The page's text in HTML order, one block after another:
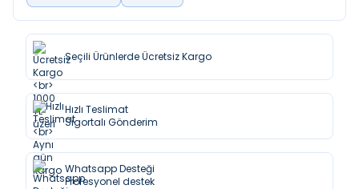
Seçili Ürünlerde Ücretsiz Kargo
Hızlı Teslimat
Sigortalı Gönderim
Whatsapp Desteği
Profesyonel destek